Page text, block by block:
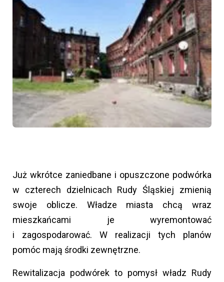
Już wkrótce zaniedbane i opuszczone podwórka
w czterech dzielnicach Rudy Śląskiej zmienią
swoje oblicze. Władze miasta chcą wraz
mieszkańcami je wyremontować
i zagospodarować. W realizacji tych planów
pomóc mają środki zewnętrzne.
Rewitalizacja podwórek to pomysł władz Rudy